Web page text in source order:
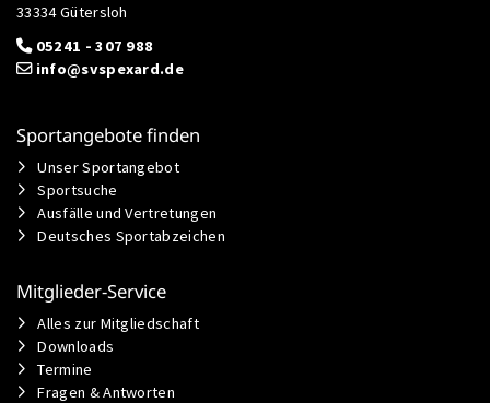
33334 Gütersloh
05241 - 307 988
info@svspexard.de
Sportangebote finden
Unser Sportangebot
Sportsuche
Ausfälle und Vertretungen
Deutsches Sportabzeichen
Mitglieder-Service
Alles zur Mitgliedschaft
Downloads
Termine
Fragen & Antworten